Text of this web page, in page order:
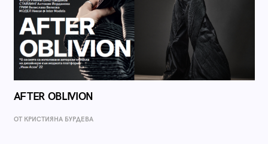
AFTER OBLIVION
ОТ КРИСТИЯНА БУРДЕВА